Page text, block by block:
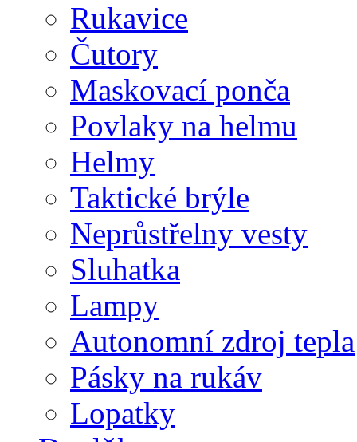
Rukavice
Čutory
Maskovací ponča
Povlaky na helmu
Helmy
Taktické brýle
Neprůstřelny vesty
Sluhatka
Lampy
Autonomní zdroj tepla
Pásky na rukáv
Lopatky